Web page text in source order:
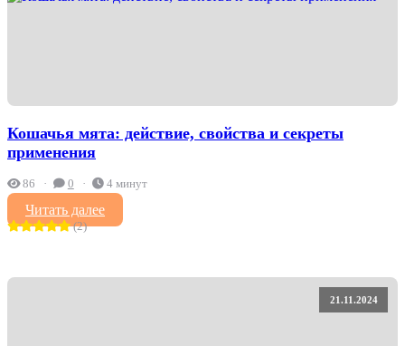
Кошачья мята: действие, свойства и секреты
применения
86 0 4 минут
Читать далее
(2)
21.11.2024